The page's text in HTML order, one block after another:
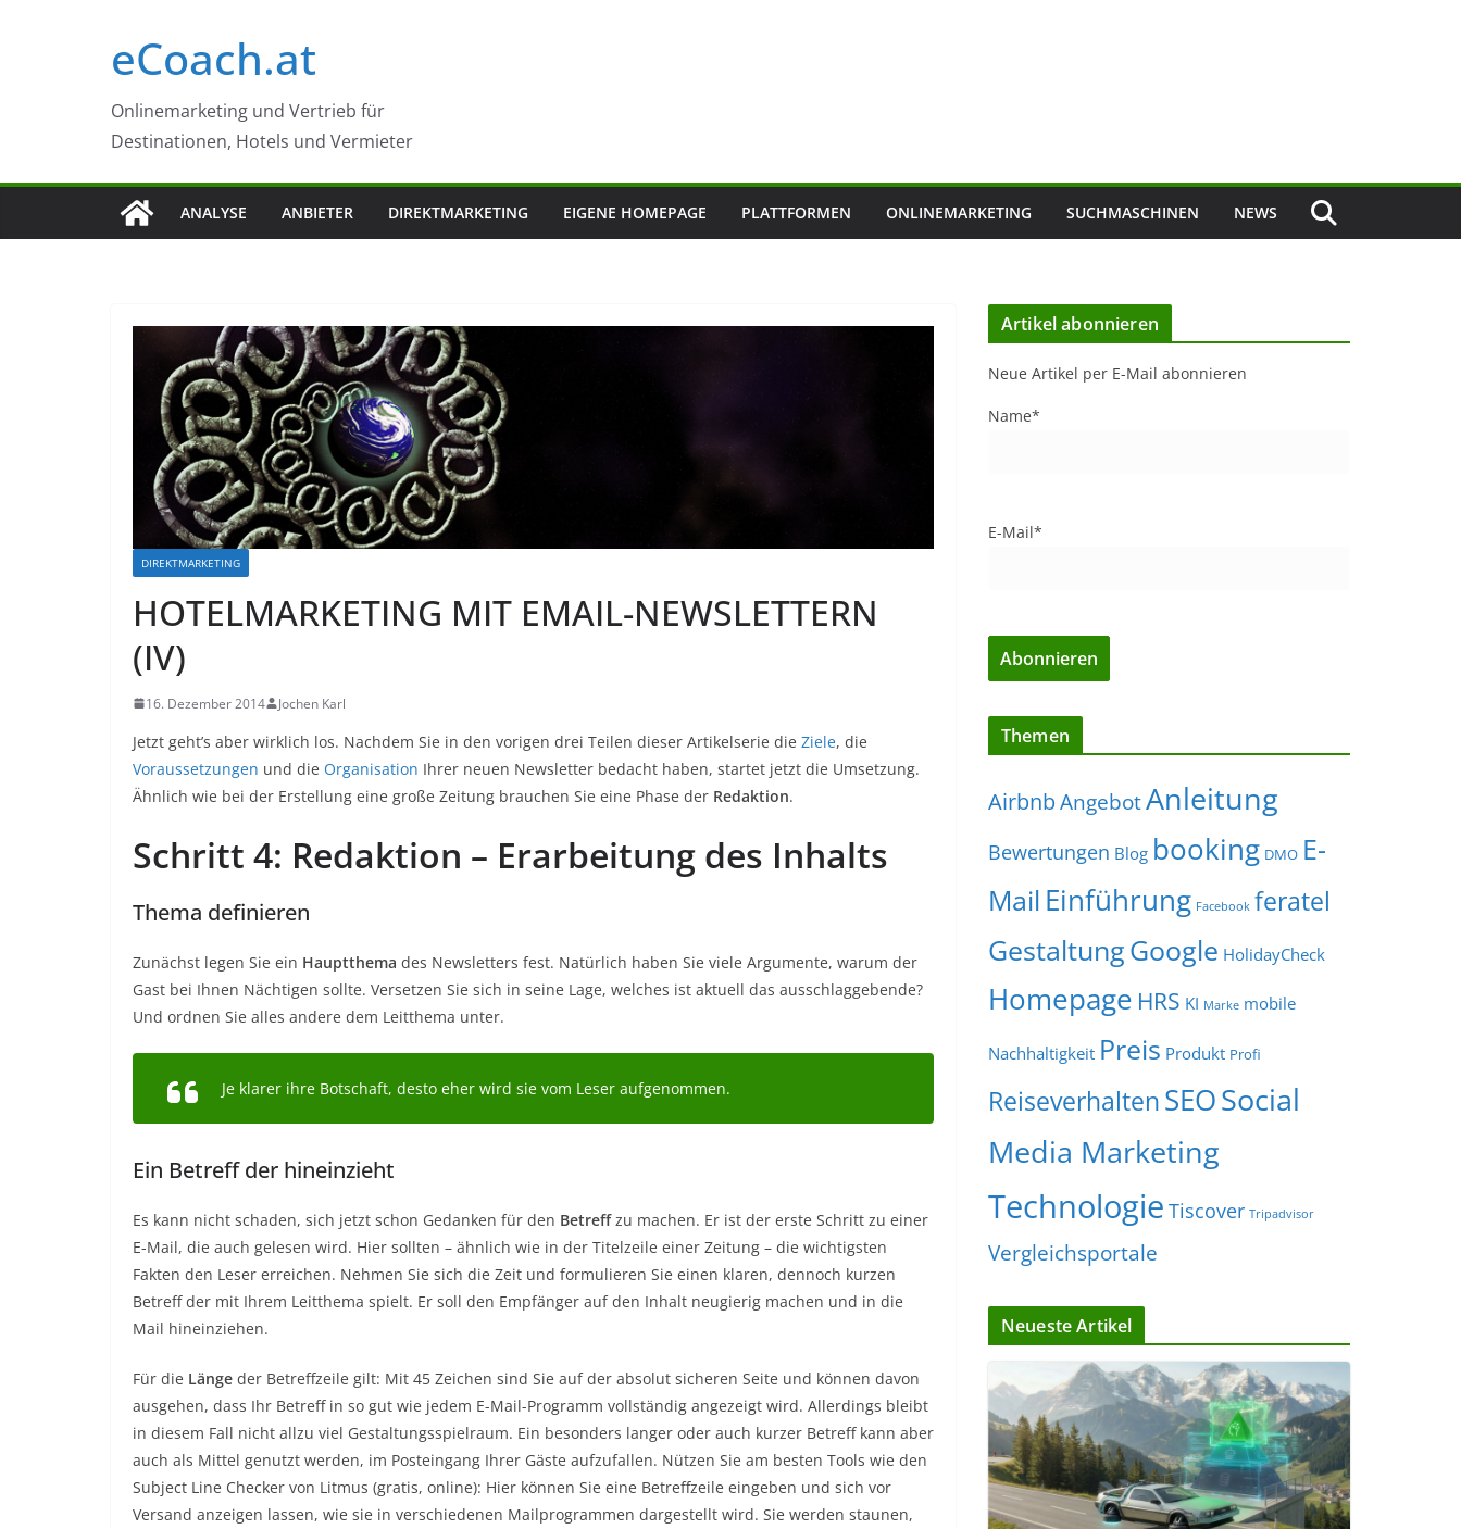
eCoach.at
Onlinemarketing und Vertrieb für
Destinationen, Hotels und Vermieter
ANALYSE ANBIETER DIREKTMARKETING EIGENE HOMEPAGE PLATTFORMEN ONLINEMARKETING SUCHMASCHINEN NEWS
DIREKTMARKETING
HOTELMARKETING MIT EMAIL-NEWSLETTERN
(IV)
16. Dezember 2014 Jochen Karl
Jetzt geht’s aber wirklich los. Nachdem Sie in den vorigen drei Teilen dieser Artikelserie die Ziele, die
Voraussetzungen und die Organisation Ihrer neuen Newsletter bedacht haben, startet jetzt die Umsetzung.
Ähnlich wie bei der Erstellung eine große Zeitung brauchen Sie eine Phase der Redaktion.
Schritt 4: Redaktion – Erarbeitung des Inhalts
Thema definieren
Zunächst legen Sie ein Hauptthema des Newsletters fest. Natürlich haben Sie viele Argumente, warum der
Gast bei Ihnen Nächtigen sollte. Versetzen Sie sich in seine Lage, welches ist aktuell das ausschlaggebende?
Und ordnen Sie alles andere dem Leitthema unter.
Je klarer ihre Botschaft, desto eher wird sie vom Leser aufgenommen.
Ein Betreff der hineinzieht
Es kann nicht schaden, sich jetzt schon Gedanken für den Betreffzu machen. Er ist der erste Schritt zu einer
E-Mail, die auch gelesen wird. Hier sollten – ähnlich wie in der Titelzeile einer Zeitung – die wichtigsten
Fakten den Leser erreichen. Nehmen Sie sich die Zeit und formulieren Sie einen klaren, dennoch kurzen
Betreff der mit Ihrem Leitthema spielt. Er soll den Empfänger auf den Inhalt neugierig machen und in die
Mail hineinziehen.
Für die Länge der Betreffzeile gilt: Mit 45 Zeichen sind Sie auf der absolut sicheren Seite und können davon
ausgehen, dass Ihr Betreff in so gut wie jedem E-Mail-Programm vollständig angezeigt wird. Allerdings bleibt
in diesem Fall nicht allzu viel Gestaltungsspielraum. Ein besonders langer oder auch kurzer Betreff kann aber
auch als Mittel genutzt werden, im Posteingang Ihrer Gäste aufzufallen. Nützen Sie am besten Tools wie den
Subject Line Checker von Litmus (gratis, online): Hier können Sie eine Betreffzeile eingeben und sich vor
Versand anzeigen lassen, wie sie in verschiedenen Mailprogrammen dargestellt wird. Sie werden staunen,
Artikel abonnieren
Neue Artikel per E-Mail abonnieren
Name*
E-Mail*
Themen
AirbnbAngebotAnleitung
Bewertungen Blog booking DMO E-
Mail Einführung Facebook feratel
GestaltungGoogle HolidayCheck
Homepage HRS KI Marke mobile
Nachhaltigkeit Preis Produkt Profi
ReiseverhaltenSEOSocial
Media Marketing
Technologie Tiscover Tripadvisor
Vergleichsportale
Neueste Artikel